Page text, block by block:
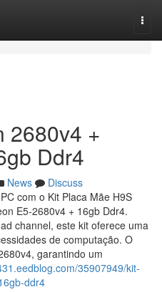
2680v4 +
Ddr4
News
Discuss
com o Kit Placa Mãe H9S
E5-2680v4 + 16gb Ddr4.
channel, este kit oferece uma
de computação. O
garantindo um
35907949/kit-
ddr4